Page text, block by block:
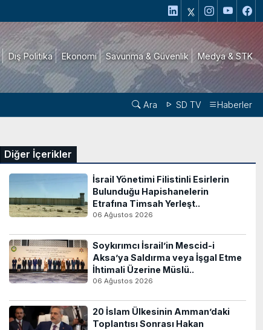
Dış Politika Ekonomi Savunma & Güvenlik Medya & STK
Ara SD TV Haberler
Diğer İçerikler
İsrail Yönetimi Filistinli Esirlerin
Bulunduğu Hapishanelerin
Etrafına Timsah Yerleşt..
06 Ağustos 2026
Soykırımcı İsrail’in Mescid-i
Aksa’ya Saldırma veya İşgal Etme
İhtimali Üzerine Müslü..
06 Ağustos 2026
20 İslam Ülkesinin Amman’daki
Toplantısı Sonrası Hakan